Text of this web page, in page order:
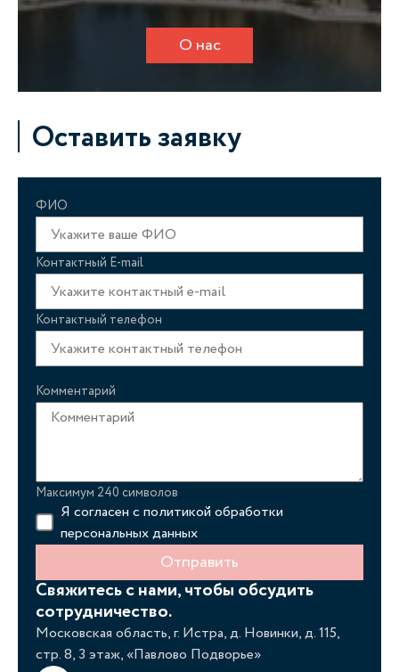
О нас
Оставить заявку
ФИО
Контактный E-mail
Контактный телефон
Комментарий
Максимум 240 символов
Я согласен сполитикой обработки
персональных данных
Отправить
Свяжитесь с нами, чтобы обсудить
сотрудничество.
Московская область, г. Истра, д. Новинки, д. 115,
стр. 8, 3 этаж, «Павлово Подворье»